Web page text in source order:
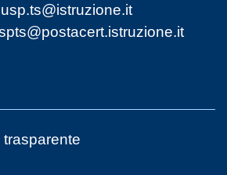
usp.ts@istruzione.it